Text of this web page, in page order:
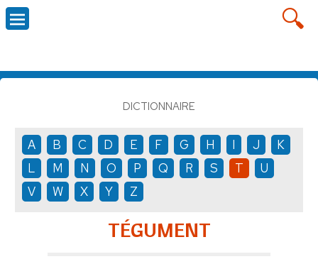
DICTIONNAIRE
A B C D E F G H I J
K
L
M N O P Q R S T
U
V
W X Y Z
TÉGUMENT